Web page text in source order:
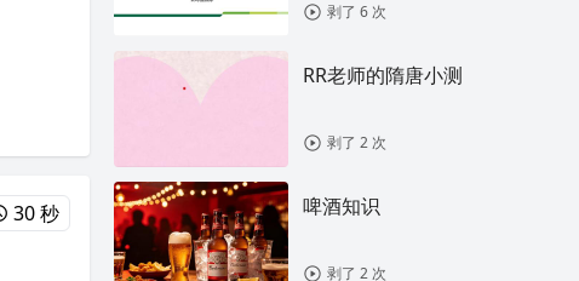
30 秒
剥了 6 次
RR老师的隋唐小测
剥了 2 次
啤酒知识
剥了 2 次